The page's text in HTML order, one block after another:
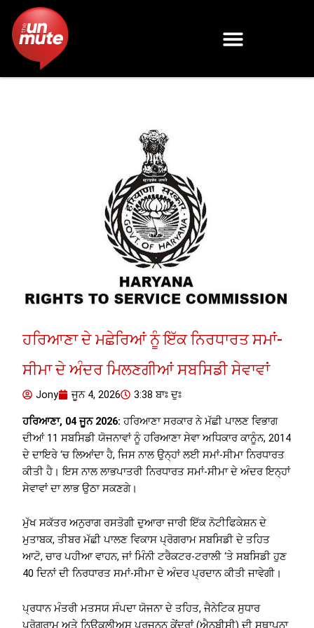
content
ਹਰਿਆਣਾ ਦੇ ਮਛੇਰਿਆਂ ਨੂੰ ਇੱਕ ਨਿਰਧਾਰਤ ਸਮਾਂ-
ਸੀਮਾ ਦੇ ਅੰਦਰ ਮਿਲਣਗੀਆਂ ਸਬਸਿਡੀ ਸੇਵਾਵਾਂ
Jony ਜੂਨ 4, 2026 3:38 ਬਾਃ ਦੁਃ
ਹਰਿਆਣਾ, 04 ਜੂਨ 2026: ਹਰਿਆਣਾ ਸਰਕਾਰ ਨੇ ਮੱਛੀ ਪਾਲਣ ਵਿਭਾਗ
ਦੀਆਂ 11 ਸਬਸਿਡੀ ਯੋਜਨਾਵਾਂ ਨੂੰ ਹਰਿਆਣਾ ਸੇਵਾ ਅਧਿਕਾਰ ਕਾਨੂੰਨ, 2014
ਦੇ ਦਾਇਰੇ ‘ਚ ਲਿਆਂਦਾ ਹੈ, ਜਿਸ ਨਾਲ ਉਨ੍ਹਾਂ ਲਈ ਸਮਾਂ-ਸੀਮਾ ਨਿਰਧਾਰਤ
ਕੀਤੀ ਹੈ। ਇਸ ਨਾਲ ਲਾਭਪਾਤਰੀ ਨਿਰਧਾਰਤ ਸਮਾਂ-ਸੀਮਾ ਦੇ ਅੰਦਰ ਇਨ੍ਹਾਂ
ਸੇਵਾਵਾਂ ਦਾ ਲਾਭ ਉਠਾ ਸਕਣਗੇ।
ਮੁੱਖ ਸਕੱਤਰ ਅਨੁਰਾਗ ਰਸਤੋਗੀ ਦੁਆਰਾ ਜਾਰੀ ਇੱਕ ਨੋਟੀਫਿਕੇਸ਼ਨ ਦੇ
ਮੁਤਾਬਕ, ਤੀਬਰ ਮੱਛੀ ਪਾਲਣ ਵਿਕਾਸ ਪ੍ਰੋਗਰਾਮ ਸਬਸਿਡੀ ਦੇ ਤਹਿਤ
ਆਟੋ, ਚਾਰ ਪਹੀਆ ਵਾਹਨ, ਜਾਂ ਮਿੰਨੀ ਟਰੈਕਟਰ-ਟਰਾਲੀ ‘ਤੇ ਸਬਸਿਡੀ ਹੁਣ
40 ਦਿਨਾਂ ਦੀ ਨਿਰਧਾਰਤ ਸਮਾਂ-ਸੀਮਾ ਦੇ ਅੰਦਰ ਪ੍ਰਦਾਨ ਕੀਤੀ ਜਾਵੇਗੀ।
ਪ੍ਰਧਾਨ ਮੰਤਰੀ ਮਤਸਯ ਸੰਪਦਾ ਯੋਜਨਾ ਦੇ ਤਹਿਤ, ਜੈਨੇਟਿਕ ਸੁਧਾਰ
ਪ੍ਰੋਗਰਾਮ ਅਤੇ ਨਿਊਕਲੀਅਸ ਪ੍ਰਜਨਨ ਕੇਂਦਰਾਂ (ਐਨਬੀਸੀ) ਦੀ ਸਥਾਪਨਾ